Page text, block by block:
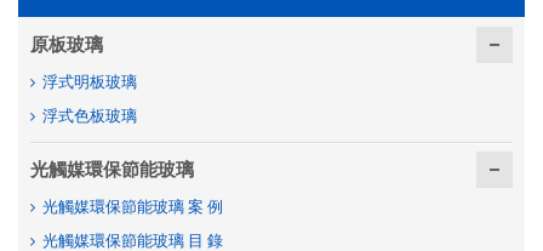
原板玻璃
浮式明板玻璃
浮式色板玻璃
光觸媒環保節能玻璃
光觸媒環保節能玻璃 案 例
光觸媒環保節能玻璃 目 錄